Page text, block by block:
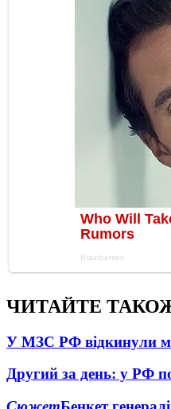
ЧИТАЙТЕ
У МЗС РФ відкинули
Другий за день: у РФ